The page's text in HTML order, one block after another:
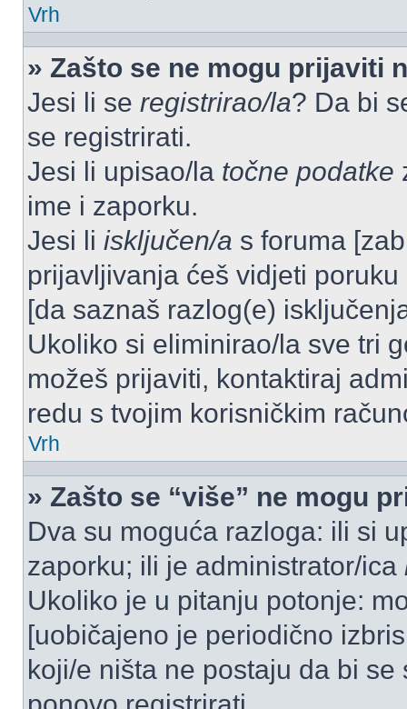
Vrh
» Zašto se ne mogu prijaviti
Jesi li se registrirao/la? Da bi
se registrirati.
Jesi li upisao/la točne podatke
ime i zaporku.
Jesi li isključen/a s foruma
prijavljivanja ćeš vidjeti
[da saznaš razlog(e)
Ukoliko si eliminirao/la sve tri
možeš prijaviti, kontaktiraj
redu s tvojim korisničkim
Vrh
» Zašto se “više” ne mogu
Dva su moguća razloga: ili si
zaporku; ili je administrator/ica
Ukoliko je u pitanju potonje:
[uobičajeno je periodično
koji/e ništa ne postaju da bi